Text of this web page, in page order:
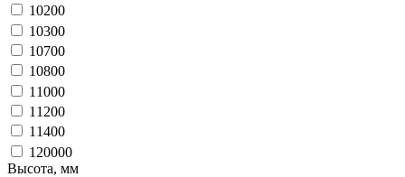
10200
10300
10700
10800
11000
11200
11400
120000
Высота, мм